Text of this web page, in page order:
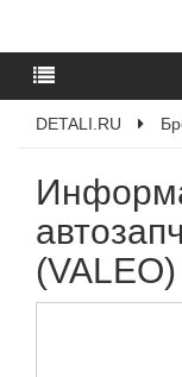
DETALI.RU
(VALEO)